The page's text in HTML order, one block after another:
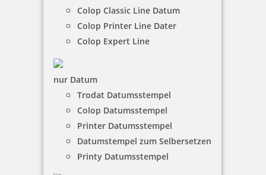
Colop Classic Line Datum
Colop Printer Line Dater
Colop Expert Line
nur Datum
Trodat Datumsstempel
Colop Datumsstempel
Printer Datumsstempel
Datumstempel zum Selbersetzen
Printy Datumsstempel
Jetzt gestalten
Heri Rollerball Promesa mit Stempel Gehäuse schwarz